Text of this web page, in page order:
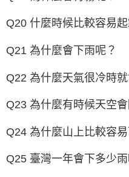
Q20 什麼時候比較容易起
Q21 為什麼會下雨呢？
Q22 為什麼天氣很冷時
Q23 為什麼有時候天空
Q24 為什麼山上比較容
Q25 臺灣一年會下多少雨